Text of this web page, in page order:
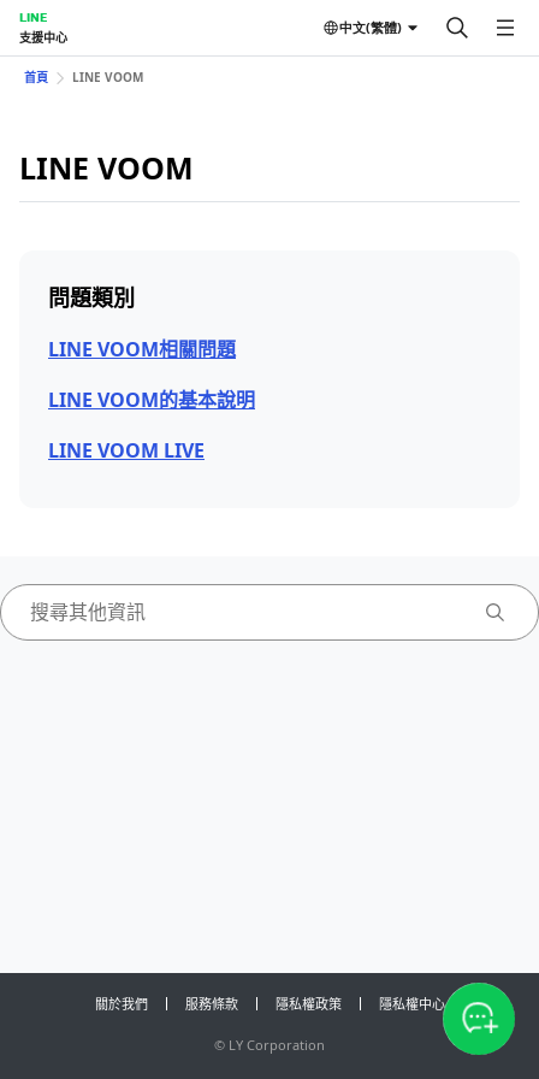
LINE
支援中心
中文(繁體)
首頁 LINE VOOM
LINE VOOM
問題類別
LINE VOOM相關問題
LINE VOOM的基本說明
LINE VOOM LIVE
關於我們 服務條款 隱私權政策 隱私權中心
© LY Corporation